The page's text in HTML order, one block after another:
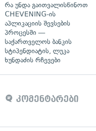
რა უნდა გაითვალისწინოთ
CHEVENING-ის
აპლიკაციის შევსების
პროცესში —
საქართველოს ბანკის
სტიპენდიატის, ლუკა
ხუნდაძის რჩევები
კომენტარები